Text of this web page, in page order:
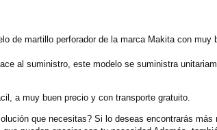
de martillo perforador de la marca Makita con
al suministro, este modelo se suministra
a muy buen precio y con transporte gratuito.
que necesitas? Si lo deseas encontrarás